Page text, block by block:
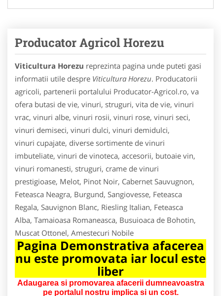
Producator Agricol Horezu
Viticultura Horezu reprezinta pagina unde puteti gasi
informatii utile despre Viticultura Horezu. Producatorii
agricoli, partenerii portalului Producator-Agricol.ro, va
ofera butasi de vie, vinuri, struguri, vita de vie, vinuri
vrac, vinuri albe, vinuri rosii, vinuri rose, vinuri seci,
vinuri demiseci, vinuri dulci, vinuri demidulci,
vinuri cupajate, diverse sortimente de vinuri
imbuteliate, vinuri de vinoteca, accesorii, butoaie vin,
vinuri romanesti, struguri, crame de vinuri
prestigioase, Melot, Pinot Noir, Cabernet Sauvugnon,
Feteasca Neagra, Burgund, Sangiovesse, Feteasca
Regala, Sauvignon Blanc, Riesling Italian, Feteasca
Alba, Tamaioasa Romaneasca, Busuioaca de Bohotin,
Muscat Ottonel, Amestecuri Nobile
Pagina Demonstrativa afacerea
nu este promovata iar locul este
liber
Adaugarea si promovarea afacerii dumneavoastra
pe portalul nostru implica si un cost.